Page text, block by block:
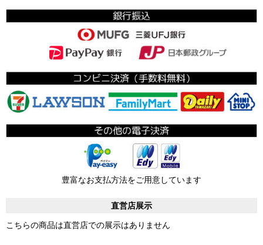
豊富なお支払方法をご用意しています
直営店展示
こちらの商品は直営店での展示はありません